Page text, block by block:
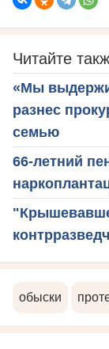
Читайте
«Мы
разнес
семью
66-летний
обыски